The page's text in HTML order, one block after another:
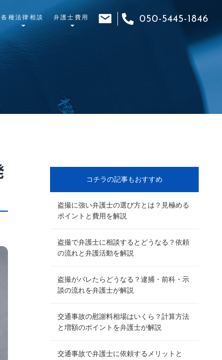
各種法律相談 弁護士費用 050-5445-1846
コチラの記事もおすすめ
盗撮に強い弁護士の選び方とは？見極める
ポイントと費用を解説
盗撮で弁護士に相談するとどうなる？依頼
の流れと弁護活動を解説
盗撮がバレたらどうなる？逮捕・前科・示
談の流れを弁護士が解説
交通事故の慰謝料相場はいくら？計算方法
と増額のポイントを弁護士が解説
交通事故で弁護士に依頼するメリットと